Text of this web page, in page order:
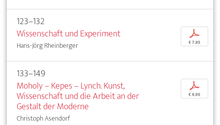
123–132
Wissenschaft und Experiment
Hans-Jörg Rheinberger
p
€ 7,95
133–149
Moholy – Kepes – Lynch. Kunst,
Wissenschaft und die Arbeit an der
Gestalt der Moderne
Christoph Asendorf
p
€ 9,95